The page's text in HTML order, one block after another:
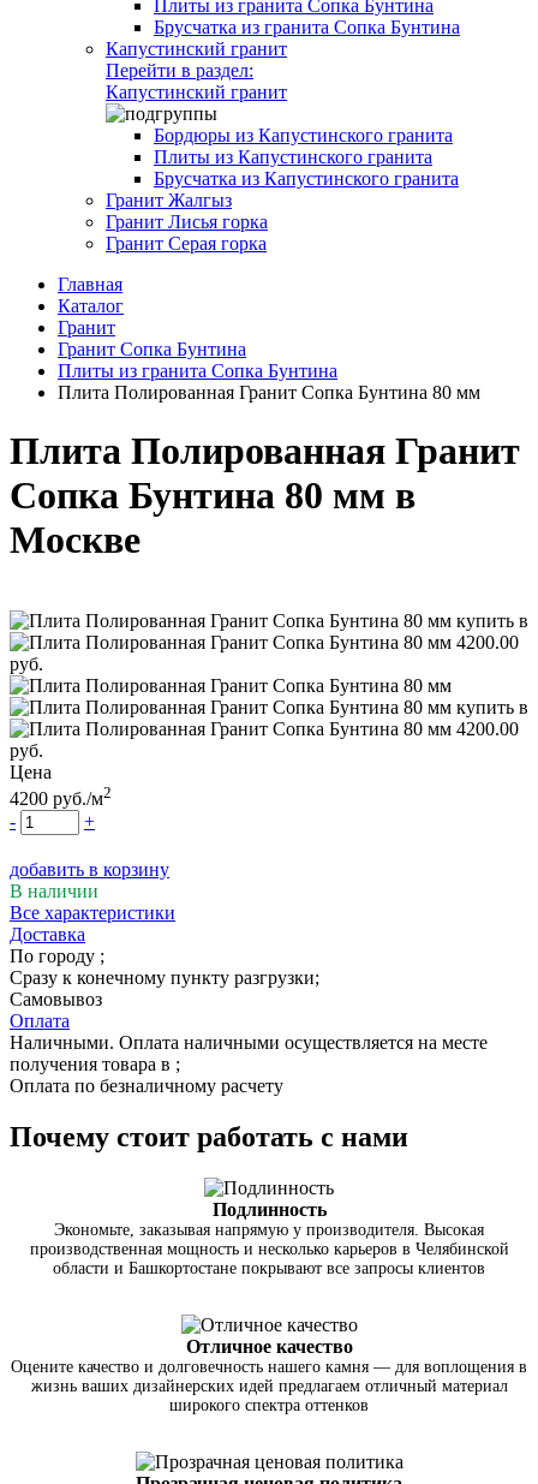
Плиты из гранита Сопка Бунтина
Брусчатка из гранита Сопка Бунтина
Капустинский гранит
Перейти в раздел:
Капустинский гранит
Бордюры из Капустинского гранита
Плиты из Капустинского гранита
Брусчатка из Капустинского гранита
Гранит Жалгыз
Гранит Лисья горка
Гранит Серая горка
Главная
Каталог
Гранит
Гранит Сопка Бунтина
Плиты из гранита Сопка Бунтина
Плита Полированная Гранит Сопка Бунтина 80 мм
Плита Полированная Гранит
Сопка Бунтина 80 мм в
Москве
Цена
4200 руб./м2
- +
добавить в корзину
В наличии
Все характеристики
Доставка
По городу ;
Сразу к конечному пункту разгрузки;
Самовывоз
Оплата
Наличными. Оплата наличными осуществляется на месте
получения товара в ;
Оплата по безналичному расчету
Почему стоит работать с нами
Подлинность
Экономьте, заказывая напрямую у производителя. Высокая
производственная мощность и несколько карьеров в Челябинской
области и Башкортостане покрывают все запросы клиентов
Отличное качество
Оцените качество и долговечность нашего камня — для воплощения в
жизнь ваших дизайнерских идей предлагаем отличный материал
широкого спектра оттенков